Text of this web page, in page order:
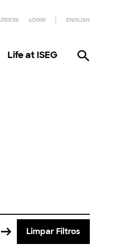
LOGIN ENGLISH
Life at ISEG
Limpar Filtros